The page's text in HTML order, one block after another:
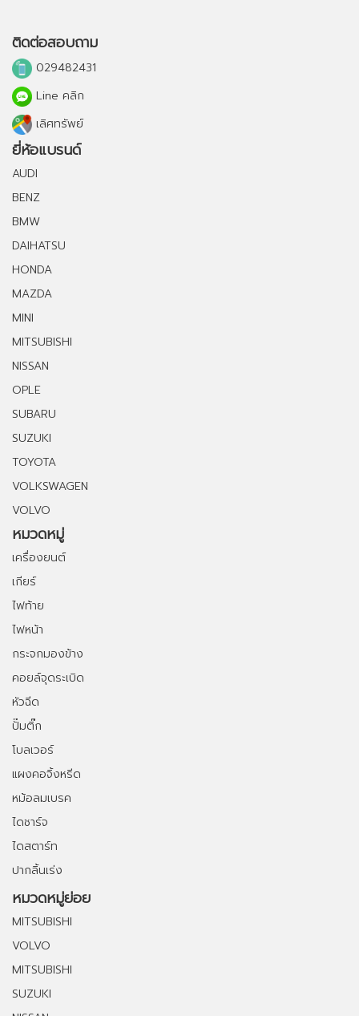
ติดต่อสอบถาม
029482431
Line คลิก
เลิศทรัพย์
ยี่ห้อแบรนด์
AUDI
BENZ
BMW
DAIHATSU
HONDA
MAZDA
MINI
MITSUBISHI
NISSAN
OPLE
SUBARU
SUZUKI
TOYOTA
VOLKSWAGEN
VOLVO
หมวดหมู่
เครื่องยนต์
เกียร์
ไฟท้าย
ไฟหน้า
กระจกมองข้าง
คอยล์จุดระเบิด
หัวฉีด
ปั๊มติ๊ก
โบลเวอร์
แผงคอจิ้งหรีด
หม้อลมเบรค
ไดชาร์จ
ไดสตาร์ท
ปากลิ้นเร่ง
หมวดหมู่ย่อย
MITSUBISHI
VOLVO
MITSUBISHI
SUZUKI